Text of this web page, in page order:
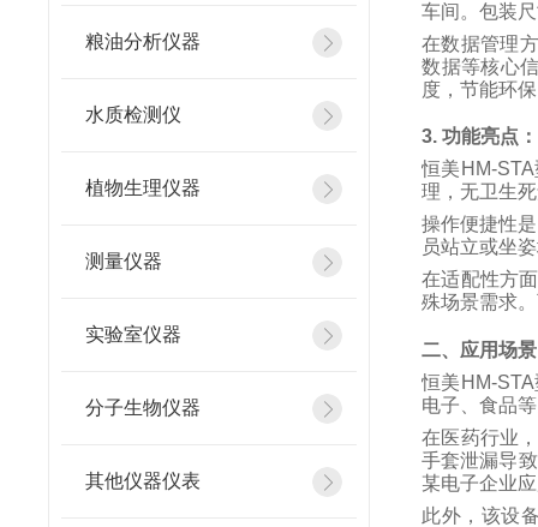
粮油分析仪器
水质检测仪
植物生理仪器
测量仪器
实验室仪器
分子生物仪器
其他仪器仪表
车间。包装
在数据管理
数据等核心
度，节能环
3.功能亮点
恒美 HM-STA
理，无卫生
操作便捷性
员站立或坐
在适配性方
殊场景需求
二、应用场
恒美 HM-STA
电子、食品
在医药行业
手套泄漏导
某电子企业
此外，该设